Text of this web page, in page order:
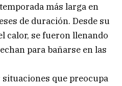
más larga en
de duración. Desde su
calor, se fueron llenando
para bañarse en las
situaciones que preocupa